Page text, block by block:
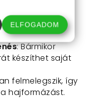
: Kíméletesen
annak
: Bármikor
készíthet saját
felmelegszik, így
hajformázást.
ELFOGADOM